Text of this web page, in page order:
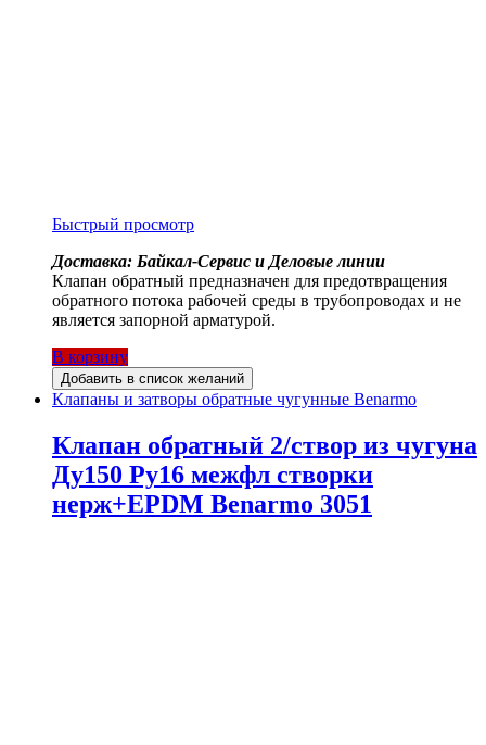
Быстрый просмотр
Доставка: Байкал-Сервис и Деловые линии
Клапан обратный предназначен для предотвращения
обратного потока рабочей среды в трубопроводах и не
является запорной арматурой.
В корзину
Добавить в список желаний
Клапаны и затворы обратные чугунные Benarmo
Клапан обратный 2/створ из чугуна
Ду150 Ру16 межфл створки
нерж+EPDM Benarmo 3051